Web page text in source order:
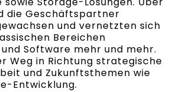
die Geschäftspartner
und vernetzten sich
Bereichen
Software mehr und mehr.
Weg in Richtung strategische
und Zukunftsthemen wie
Entwicklung.